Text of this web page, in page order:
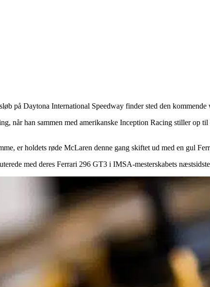
på Daytona International Speedway finder sted den kommende
når han sammen med amerikanske Inception Racing stiller op
er holdets røde McLaren denne gang skiftet ud med en gul
med deres Ferrari 296 GT3 i IMSA-mesterskabets